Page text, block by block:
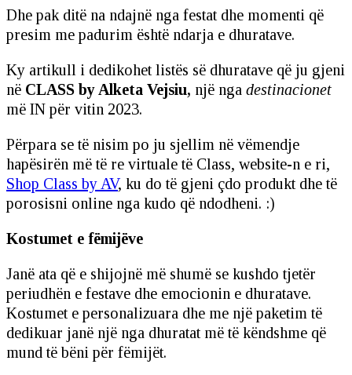
Dhe pak ditë na ndajnë nga festat dhe momenti që
presim me padurim është ndarja e dhuratave.
Ky artikull i dedikohet listës së dhuratave që ju gjeni
në CLASS by Alketa Vejsiu, një nga destinacionet
më IN për vitin 2023.
Përpara se të nisim po ju sjellim në vëmendje
hapësirën më të re virtuale të Class, website-n e ri,
Shop Class by AV, ku do të gjeni çdo produkt dhe të
porosisni online nga kudo që ndodheni. :)
Kostumet e fëmijëve
Janë ata që e shijojnë më shumë se kushdo tjetër
periudhën e festave dhe emocionin e dhuratave.
Kostumet e personalizuara dhe me një paketim të
dedikuar janë një nga dhuratat më të këndshme që
mund të bëni për fëmijët.